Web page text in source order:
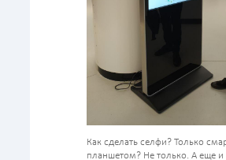
Как сделать селфи? Только
планшетом? Не только. А еще и